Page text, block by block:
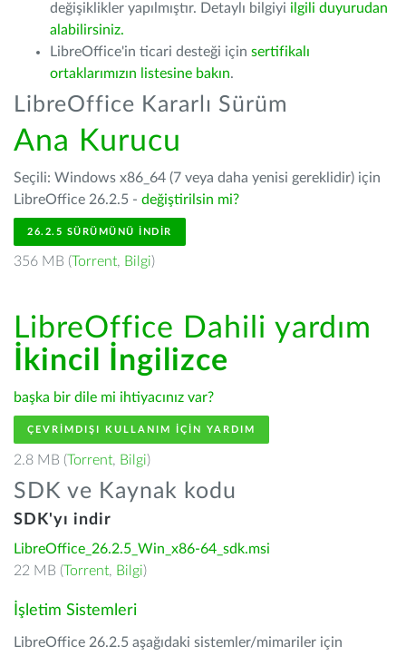
değişiklikler yapılmıştır. Detaylı bilgiyi ilgili duyurudan
alabilirsiniz.
LibreOffice'in ticari desteği için sertifikalı
ortaklarımızın listesine bakın.
LibreOffice Kararlı Sürüm
Ana Kurucu
Seçili: Windows x86_64 (7 veya daha yenisi gereklidir) için
LibreOffice 26.2.5 - değiştirilsin mi?
26.2.5 SÜRÜMÜNÜ İNDIR
356 MB (Torrent, Bilgi)
LibreOffice Dahili yardım
İkincil İngilizce
başka bir dile mi ihtiyacınız var?
ÇEVRIMDIŞI KULLANIM IÇIN YARDIM
2.8 MB (Torrent, Bilgi)
SDK ve Kaynak kodu
SDK'yı indir
LibreOffice_26.2.5_Win_x86-64_sdk.msi
22 MB (Torrent, Bilgi)
İşletim Sistemleri
LibreOffice 26.2.5 aşağıdaki sistemler/mimariler için